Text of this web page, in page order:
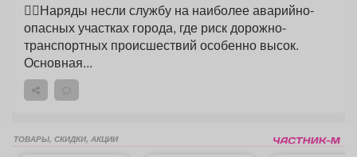
👮‍♂Наряды несли службу на наиболее аварийно-
опасных участках города, где риск дорожно-
транспортных происшествий особенно высок.
Основная...
ТОВАРЫ, СКИДКИ, АКЦИИ